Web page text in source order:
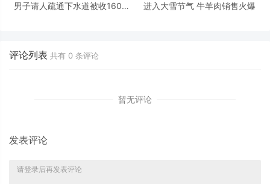
男子请人疏通下水道被收1600
进入大雪节气 牛羊肉销售火爆
评论列表 共有 0 条评论
暂无评论
发表评论